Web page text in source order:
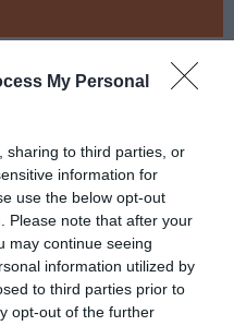
My Personal
sharing to third parties, or
information for
use the below opt-out
Please note that after your
may continue seeing
information utilized by
to third parties prior to
opt-out of the further
ΞΕΝΕΣ ΤΑΙΝΙΕΣ
τελευταία νέα για